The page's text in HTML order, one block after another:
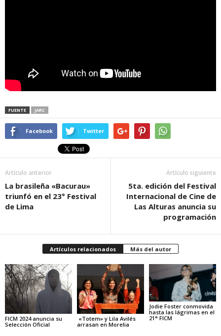
FUENTE JARC
Facebook Twitter
Artículo anterior
La brasileña «Bacurau»
triunfó en el 23° Festival
de Lima
Artículo siguiente
5ta. edición del Festival
Internacional de Cine de
Las Alturas anuncia su
programación
Artículos relacionados Más del autor
FICM 2024 anuncia su
Selección Oficial
«Totem» y Lila Avilés
arrasan en Morelia
Jodie Foster conmovida
hasta las lágrimas en el
21° FICM